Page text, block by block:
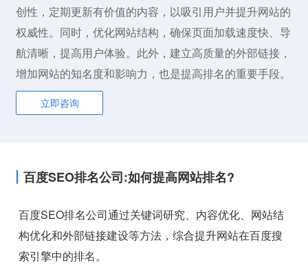
创性，定期更新有价值的内容，以吸引用户并提升网站的
权威性。同时，优化网站结构，确保页面加载速度快、导
航清晰，提高用户体验。此外，建立高质量的外部链接，
增加网站的知名度和影响力，也是提高排名的重要手段。
立即咨询
百度SEO排名公司:如何提高网站排名?
百度SEO排名公司通过关键词研究、内容优化、网站结
构优化和外部链接建设等方法，综合提升网站在百度搜
索引擎中的排名。